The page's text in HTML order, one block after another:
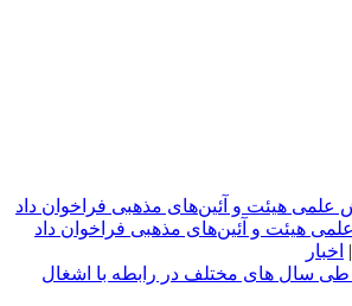
هیئت و آئین‌های مذهبی فراخوان داد
| اخبار